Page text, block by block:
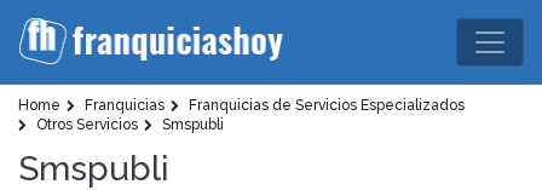
Home Franquicias
Franquicias de Servicios Especializados
Otros Servicios
Smspubli
Smspubli